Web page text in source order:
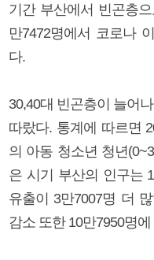
기간 부산에서 빈곤층
만7472명에서 코로나
다.
30,40대 빈곤층이 늘어
따랐다. 통계에 따르면
의 아동 청소년 청년
은 시기 부산의 인구는
유출이 3만7007명 더
감소 또한 10만7950명